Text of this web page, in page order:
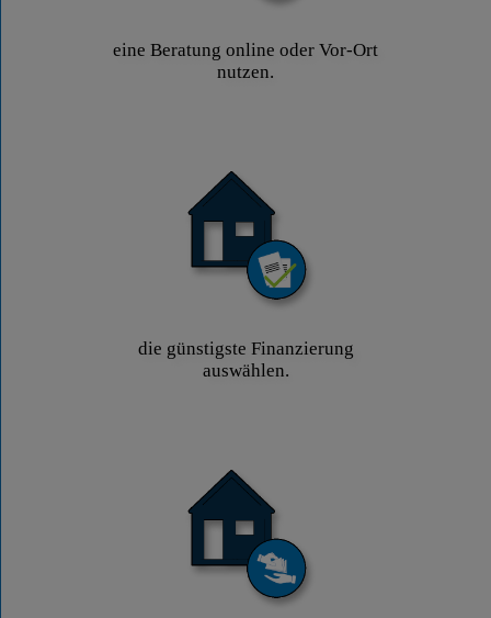
eine Beratung online oder Vor-Ort
nutzen.
die günstigste Finanzierung
auswählen.